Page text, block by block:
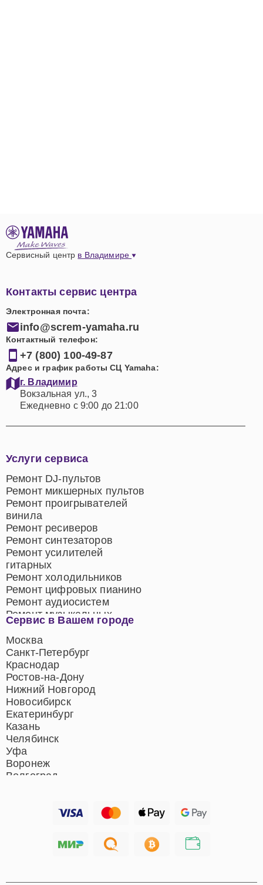
Сервисный центр в Владимире
Контакты сервис центра
Электронная почта:
info@screm-yamaha.ru
Контактный телефон:
+7 (800) 100-49-87
Адрес и график работы СЦ Yamaha:
г. Владимир
Вокзальная ул., 3
Ежедневно с 9:00 до 21:00
Сервис в Вашем городе
Москва
Санкт-Петербург
Краснодар
Ростов-на-Дону
Нижний Новгород
Новосибирск
Екатеринбург
Казань
Челябинск
Уфа
Воронеж
Волгоград
Хабаровск
Услуги сервиса
Ремонт DJ-пультов
Ремонт микшерных пультов
Ремонт проигрывателей
винила
Ремонт ресиверов
Ремонт синтезаторов
Ремонт усилителей
гитарных
Ремонт холодильников
Ремонт цифровых пианино
Ремонт аудиосистем
Ремонт музыкальных
центров
Ремонт домашних
кинотеатров
Ремонт микрофонов
Ремонт акустических
систем